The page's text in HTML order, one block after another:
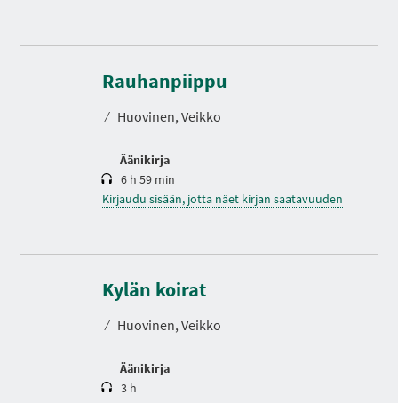
Rauhanpiippu
⁄ Huovinen, Veikko
Äänikirja
K
s
t
6 h 59 min
Kirjaudu sisään, jotta näet kirjan saatavuuden
Kylän koirat
⁄ Huovinen, Veikko
Äänikirja
K
s
t
3 h